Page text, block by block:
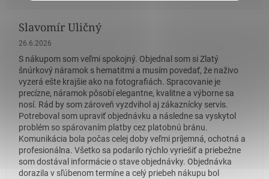
Slavomír Uličný
Hodnotenie obchodu je 5 z 5 hviezdičiek.
26.6.2026
S nákupom som veľmi spokojný. Objednal som si Zlatý
šnúrkový náramok s hematitmi a musím povedať, že naživo
vyzerá ešte krajšie ako na fotografiách. Spracovanie je
precízne, náramok pôsobí elegantne, kvalitne a výborne sa
nosí. Rád by som zároveň vyzdvihol aj zákaznícky servis.
Potreboval som upraviť objednávku a následne sa vyskytol
problém so spárovaním platby cez platobnú bránu.
Komunikácia bola počas celej doby veľmi príjemná, ochotná a
profesionálna. Všetko sa podarilo rýchlo vyriešiť a priebežne
som dostával informácie o stave objednávky. Objednávka
dorazila v sľúbenom termíne a celý priebeh nákupu bol